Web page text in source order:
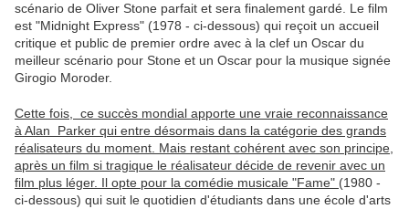
scénario de Oliver Stone parfait et sera finalement gardé. Le film
est "Midnight Express" (1978 - ci-dessous) qui reçoit un accueil
critique et public de premier ordre avec à la clef un Oscar du
meilleur scénario pour Stone et un Oscar pour la musique signée
Girogio Moroder.
Cette fois, ce succès mondial apporte une vraie reconnaissance
à Alan Parker qui entre désormais dans la catégorie des grands
réalisateurs du moment. Mais restant cohérent avec son principe,
après un film si tragique le réalisateur décide de revenir avec un
film plus léger. Il opte pour la comédie musicale "Fame" (1980 -
ci-dessous) qui suit le quotidien d'étudiants dans une école d'arts